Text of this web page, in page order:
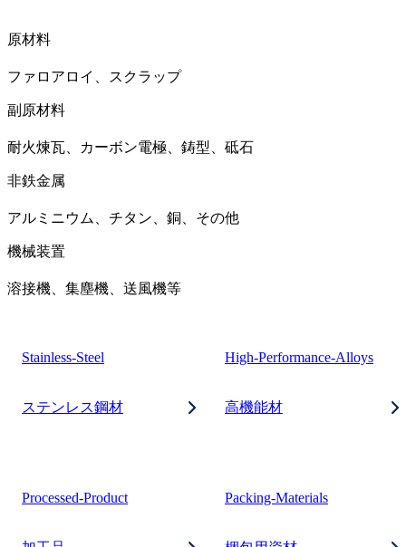
原材料
ファロアロイ、スクラップ
副原材料
耐火煉瓦、カーボン電極、鋳型、砥石
非鉄金属
アルミニウム、チタン、銅、その他
機械装置
溶接機、集塵機、送風機等
Stainless-Steel
ステンレス鋼材
High-Performance-Alloys
高機能材
Processed-Product Packing-Materials